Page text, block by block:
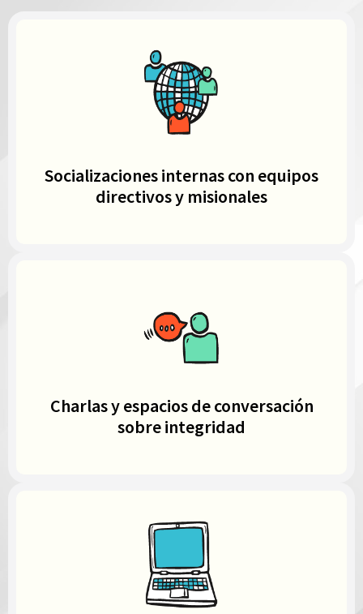
Socializaciones internas con equipos
directivos y misionales
Charlas y espacios de conversación
sobre integridad